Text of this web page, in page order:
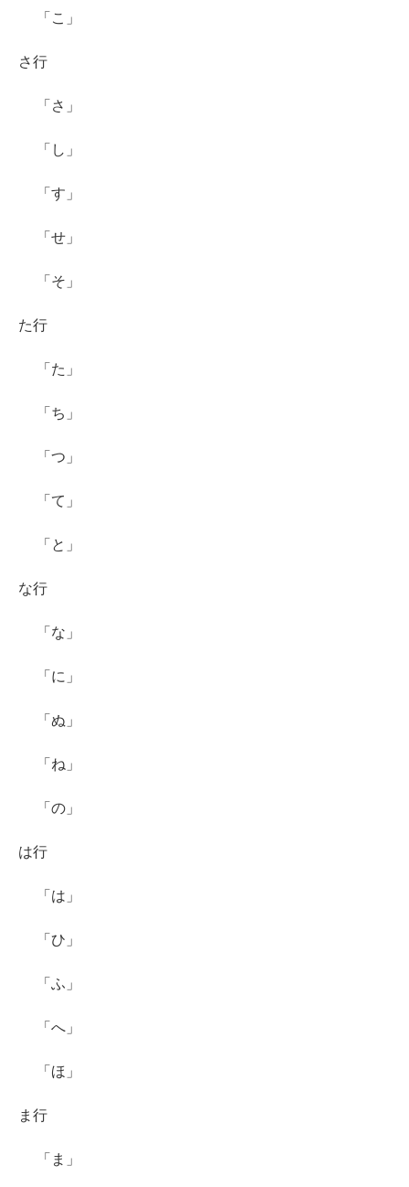
「こ」
さ行
「さ」
「し」
「す」
「せ」
「そ」
た行
「た」
「ち」
「つ」
「て」
「と」
な行
「な」
「に」
「ぬ」
「ね」
「の」
は行
「は」
「ひ」
「ふ」
「へ」
「ほ」
ま行
「ま」